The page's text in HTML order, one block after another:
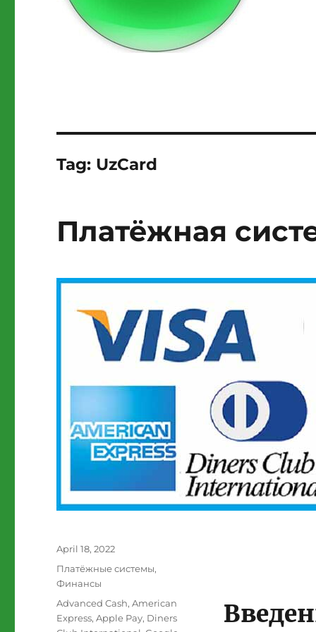
Tag: UzCard
Платёжная
Posted
April 18, 2022
Categories
Платёжные системы,
Финансы
Tags
Advanced Cash,American
Express,Apple Pay, Diners